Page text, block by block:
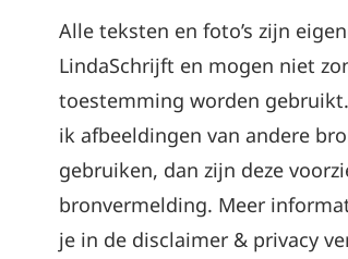
Alle teksten en foto’s zijn
LindaSchrijft en mogen niet
toestemming worden
ik afbeeldingen van andere
gebruiken, dan zijn deze
bronvermelding. Meer
je in de disclaimer & privacy